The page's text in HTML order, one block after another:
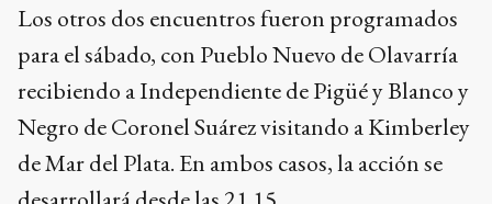
Los otros dos encuentros fueron programados
para el sábado, con Pueblo Nuevo de Olavarría
recibiendo a Independiente de Pigüé y Blanco y
Negro de Coronel Suárez visitando a Kimberley
de Mar del Plata. En ambos casos, la acción se